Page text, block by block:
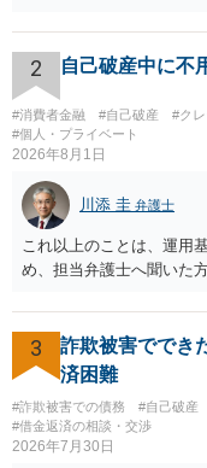
2 自己破産中に不
#消費者金融 #自己破産 #ク
#個人・プライベート
2026年8月1日
川添 圭 弁護士
これ以上のことは、運用
め、担当弁護士へ聞いた
3
詐欺被害ででき
済困難
#詐欺被害での債務 #自己破産
#借金返済の相談・交渉
2026年7月30日